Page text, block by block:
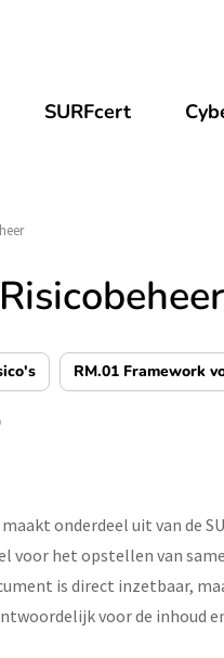
SURFcert
RM.01 Framework
onderdeel uit van de
het opstellen van
is direct inzetbaar,
voor de inhoud